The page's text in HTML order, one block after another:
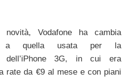
Vodafone ha cambia
a quella usata per la
dell’iPhone 3G, in cui era
rate da €9 al mese e con piani